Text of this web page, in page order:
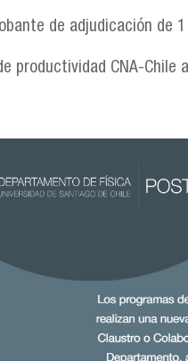
de adjudicación de
productividad CNA-Chile